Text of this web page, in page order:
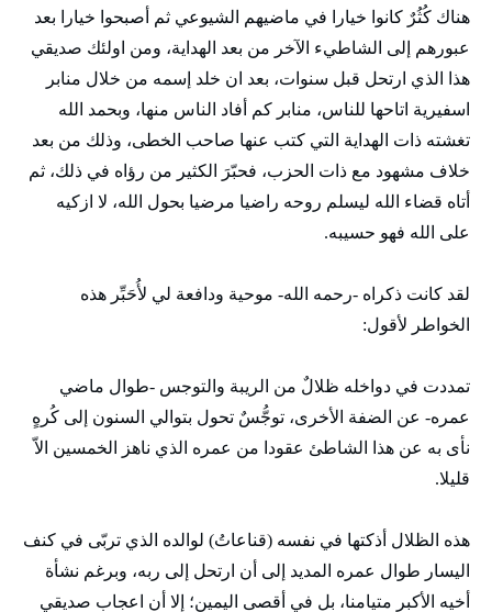
هناك كُثُرٌ كانوا خيارا في ماضيهم الشيوعي ثم أصبحوا خيارا بعد
عبورهم إلى الشاطيء الآخر من بعد الهداية، ومن اولئك صديقي
هذا الذي ارتحل قبل سنوات، بعد ان خلد إسمه من خلال منابر
اسفيرية اتاحها للناس، منابر كم أفاد الناس منها، وبحمد الله
تغشته ذات الهداية التي كتب عنها صاحب الخطى، وذلك من بعد
خلاف مشهود مع ذات الحزب، فحبّرَ الكثير من رؤاه في ذلك، ثم
أتاه قضاء الله ليسلم روحه راضيا مرضيا بحول الله، لا ازكيه
على الله فهو حسيبه.
لقد كانت ذكراه -رحمه الله- موحية ودافعة لي لأُحَبِّر هذه
الخواطر لأقول:
تمددت في دواخله ظلالٌ من الريبة والتوجس -طوال ماضي
عمره- عن الضفة الأخرى، توجُّسٌ تحول بتوالي السنون إلى كُرهٍ
نأى به عن هذا الشاطئ عقودا من عمره الذي ناهز الخمسين الاّ
قليلا.
هذه الظلال أذكتها في نفسه (قناعاتُ) لوالده الذي تربّى في كنف
اليسار طوال عمره المديد إلى أن ارتحل إلى ربه، وبرغم نشأة
أخيه الأكبر متيامنا، بل في أقصى اليمين؛ إلا أن اعجاب صديقي